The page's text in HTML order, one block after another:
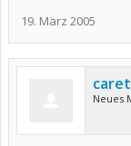
19. März 2005
caret
Neues